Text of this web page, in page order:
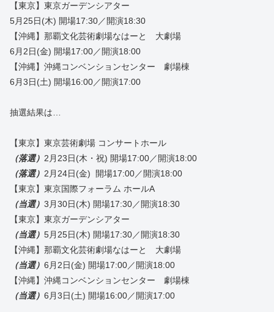
【東京】東京ガーデンシアター
5月25日(木) 開場17:30／開演18:30
【沖縄】那覇文化芸術劇場なはーと 大劇場
6月2日(金) 開場17:00／開演18:00
【沖縄】沖縄コンベンションセンター 劇場棟
6月3日(土) 開場16:00／開演17:00
抽選結果は…
【東京】東京芸術劇場 コンサートホール
（落選） 2月23日(木・祝) 開場17:00／開演18:00
（落選） 2月24日(金) 開場17:00／開演18:00
【東京】東京国際フォーラム ホールA
（当選） 3月30日(木) 開場17:30／開演18:30
【東京】東京ガーデンシアター
（当選） 5月25日(木) 開場17:30／開演18:30
【沖縄】那覇文化芸術劇場なはーと 大劇場
（当選） 6月2日(金) 開場17:00／開演18:00
【沖縄】沖縄コンベンションセンター 劇場棟
（当選） 6月3日(土) 開場16:00／開演17:00